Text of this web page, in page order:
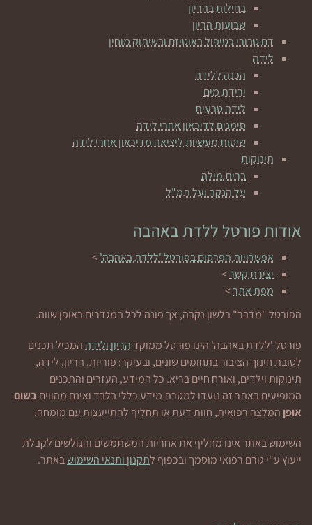
בחילות בהריון
שבועות הריון
דם טבורי כטיפול באוטיזם ובשיתוק מוחין
לידה
הכנה ללידה
ירידת מים
לידה טבעית
סימנים לדיכאון אחרי לידה
שיטות מעשיות ליציאה מדיכאון אחרי לידה
תינוקות
ברית מילה
על הנקה ועל תמ"ל
אודות פורטל ללדת באהבה
אפשרויות הפרסום בפורטל 'ללדת באהבה'>
יצירת קשר>
מפת אתר>
הפורטל "מדבר" בלשון נקבה, אך פונה לכל המגדרים באופן שווה.
פורטל 'ללדת באהבה' הינו פורטל ממוקד הריון ולידההמכיל תכנים
לטובת חינוך הציבור בתחומים שונים, ובעיקר: פוריות, הריון, לידה,
תינוקות וילדים, ואורח חיים בריא. כל המידע, העזרים והתכנים
המופיעים באתר זה נועדו למטרת מידע כללי בלבד ואינם מהוויםבשום
אופן המלצה רפואית, חוות דעת או תחליף להתייעצות עם מומחה.
השימוש באתר אינו מחליף את אחריות המשתמשים והגולשים לקבלת
ייעוץ ע"י גורם רפואי מוסמך ובכפוף לתקנון ותנאי השימושבאתר.